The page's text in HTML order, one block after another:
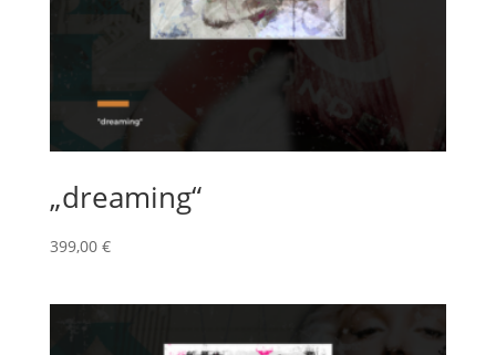
„dreaming“
399,00 €